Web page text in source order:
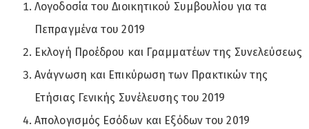
Λογοδοσία του Διοικητικού Συμβουλίου για τα
Πεπραγμένα του 2019
Eκλογή Προέδρου και Γραμματέων της Συνελεύσεως
Aνάγνωση και Eπικύρωση των Πρακτικών της
Ετήσιας Γενικής Συνέλευσης του 2019
Aπολογισμός Eσόδων και Eξόδων του 2019